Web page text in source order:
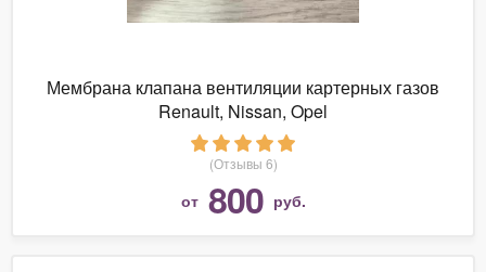
Мембрана клапана вентиляции картерных газов
Renault, Nissan, Opel
(Отзывы 6)
от 800 руб.